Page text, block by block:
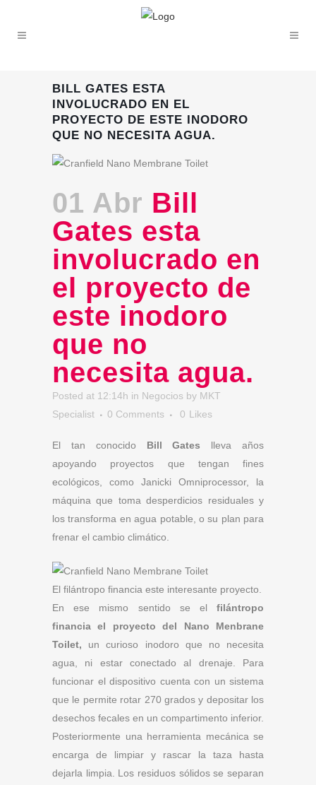
BILL GATES ESTA
INVOLUCRADO EN EL
PROYECTO DE ESTE INODORO
QUE NO NECESITA AGUA.
01 Abr Bill
Gates esta
involucrado en
el proyecto de
este inodoro
que no
necesita agua.
Posted at 12:14h in Negocios by MKT
Specialist
0 Comments 0 Likes
El tan conocido Bill Gates lleva años
apoyando proyectos que tengan fines
ecológicos, como Janicki Omniprocessor, la
máquina que toma desperdicios residuales y
los transforma en agua potable, o su plan para
frenar el cambio climático.
El filántropo financia este interesante proyecto.
En ese mismo sentido se el filántropo
financia el proyecto del Nano Menbrane
Toilet, un curioso inodoro que no necesita
agua, ni estar conectado al drenaje. Para
funcionar el dispositivo cuenta con un sistema
que le permite rotar 270 grados y depositar los
desechos fecales en un compartimento inferior.
Posteriormente una herramienta mecánica se
encarga de limpiar y rascar la taza hasta
dejarla limpia. Los residuos sólidos se separan